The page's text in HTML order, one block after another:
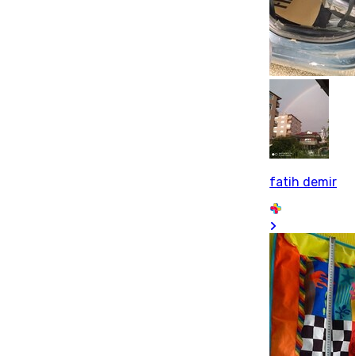
fatih demir